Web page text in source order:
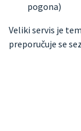
pogona)
Veliki servis je
preporučuje se